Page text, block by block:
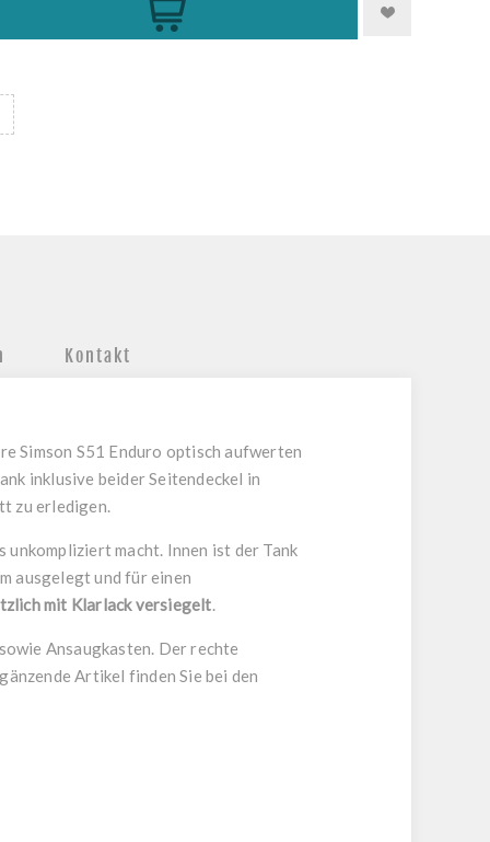
Kaufen
Kontakt
Simson S51 Enduro optisch aufwerten
inklusive beider Seitendeckel in
zu erledigen.
macht. Innen ist der Tank
ausgelegt und für einen
mit Klarlack versiegelt.
Ansaugkasten. Der rechte
Artikel finden Sie bei den